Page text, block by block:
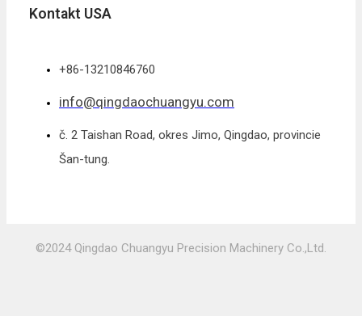
Kontakt USA
+86-13210846760
info@qingdaochuangyu.com
č. 2 Taishan Road, okres Jimo, Qingdao, provincie
Šan-tung.
©2024 Qingdao Chuangyu Precision Machinery Co.,Ltd.